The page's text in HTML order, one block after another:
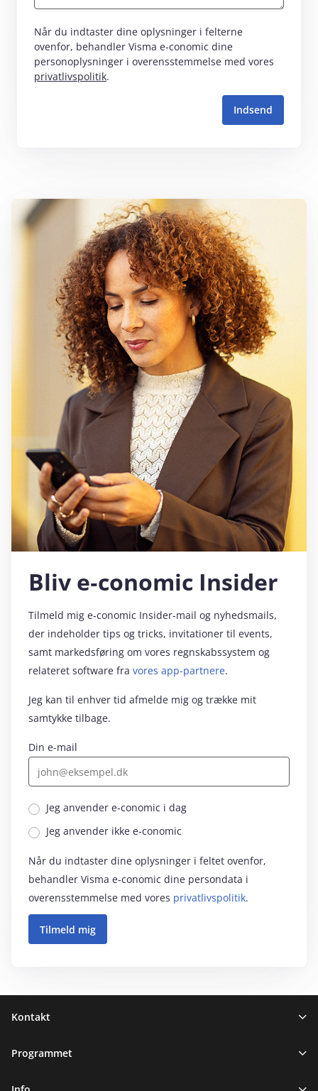
Når du indtaster dine oplysninger i felterne
ovenfor, behandler Visma e‑conomic dine
personoplysninger i overensstemmelse med vores
privatlivspolitik.
Bliv e‑conomic Insider
Tilmeld mig e‑conomic Insider-mail og nyhedsmails,
der indeholder tips og tricks, invitationer til events,
samt markedsføring om vores regnskabssystem og
relateret software fra vores app-partnere.
Jeg kan til enhver tid afmelde mig og trække mit
samtykke tilbage.
Din e-mail
Jeg anvender e‑conomic i dag
Jeg anvender ikke e‑conomic
Når du indtaster dine oplysninger i feltet ovenfor,
behandler Visma e‑conomic dine persondata i
overensstemmelse med vores privatlivspolitik.
Sidefod
Kontakt
Programmet